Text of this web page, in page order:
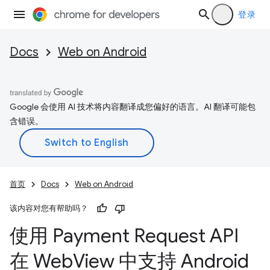
登录
Docs Web on Android
Google 会使用 AI 技术将内容翻译成您偏好的语言。AI 翻译可能包
含错误。
首页 Docs Web on Android
该内容对您有帮助吗？
使用 Payment Request API
在 WebView 中支持 Android